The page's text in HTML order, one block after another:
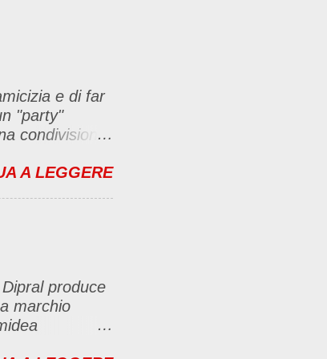
e di far
"party"
condivisione
problem. :D
un
Questo
A LEGGERE
produce
marchio